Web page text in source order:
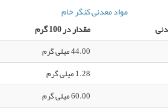
مواد معدنی کنگر خام
مقدار در 100 گرم
44.00 میلی گرم
1.28 میلی گرم
60.00 میلی گرم